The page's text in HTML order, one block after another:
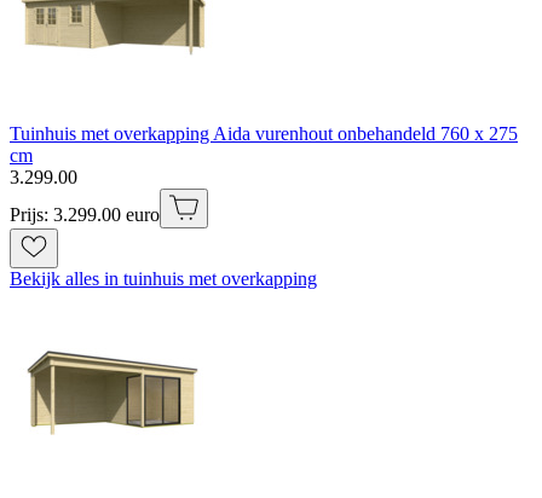
Tuinhuis met overkapping Aida vurenhout onbehandeld 760 x 275
cm
3.299.00
Prijs: 3.299.00 euro
Bekijk alles in tuinhuis met overkapping